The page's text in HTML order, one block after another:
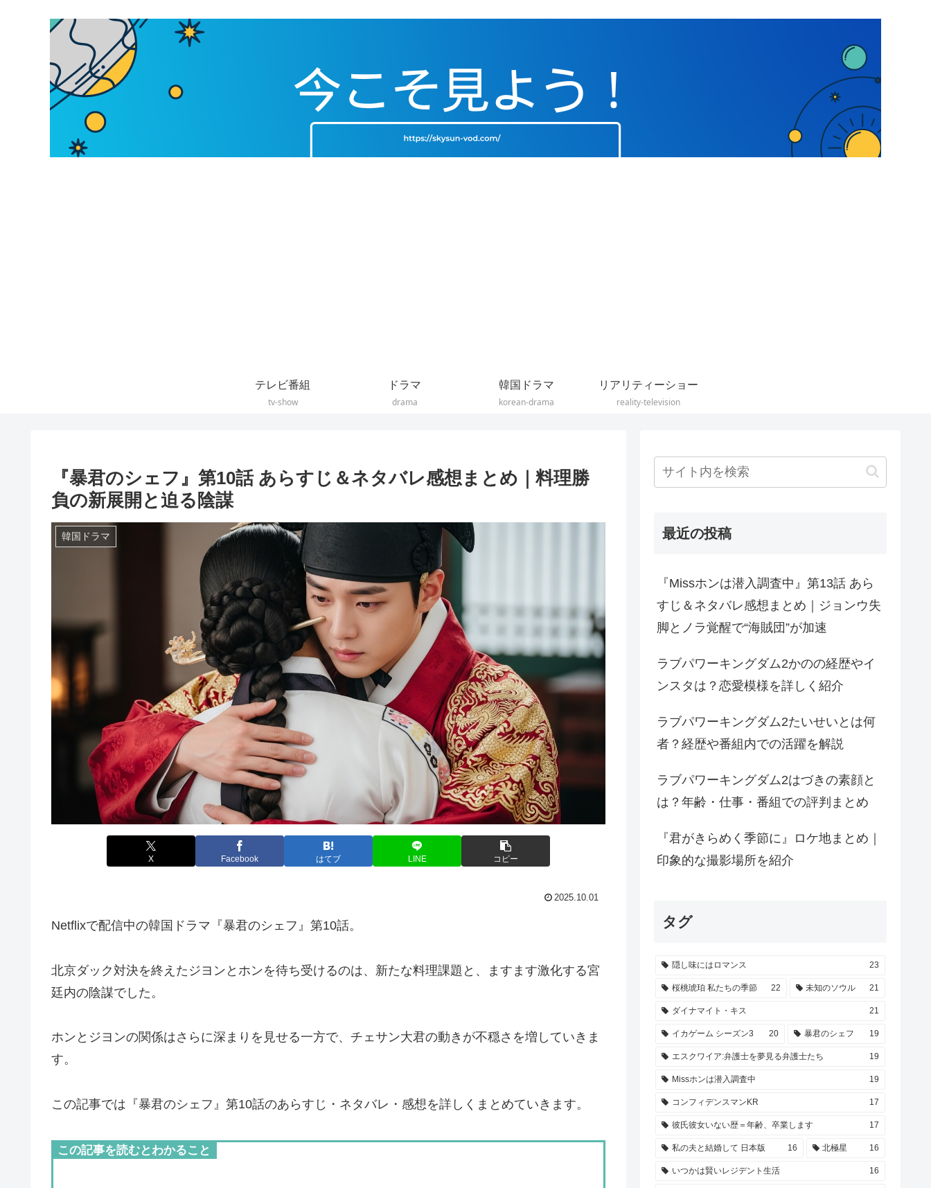
テレビ番組
tv-show
ドラマ
drama
韓国ドラマ
korean-drama
リアリティーショー
reality-television
『暴君のシェフ』第10話 あらすじ＆ネタバレ感想まとめ｜料理勝
負の新展開と迫る陰謀
韓国ドラマ
X Facebook はてブ LINE コピー
2025.10.01
Netflixで配信中の韓国ドラマ『暴君のシェフ』第10話。
北京ダック対決を終えたジヨンとホンを待ち受けるのは、新たな料理課題と、ますます激化する宮
廷内の陰謀でした。
ホンとジヨンの関係はさらに深まりを見せる一方で、チェサン大君の動きが不穏さを増していきま
す。
この記事では『暴君のシェフ』第10話のあらすじ・ネタバレ・感想を詳しくまとめていきます。
この記事を読むとわかること
最近の投稿
『Missホンは潜入調査中』第13話 あら
すじ＆ネタバレ感想まとめ｜ジョンウ失
脚とノラ覚醒で“海賊団”が加速
ラブパワーキングダム2かのの経歴やイ
ンスタは？恋愛模様を詳しく紹介
ラブパワーキングダム2たいせいとは何
者？経歴や番組内での活躍を解説
ラブパワーキングダム2はづきの素顔と
は？年齢・仕事・番組での評判まとめ
『君がきらめく季節に』ロケ地まとめ｜
印象的な撮影場所を紹介
タグ
隠し味にはロマンス 23
桜桃琥珀 私たちの季節 22 未知のソウル 21
ダイナマイト・キス 21
イカゲーム シーズン3 20 暴君のシェフ 19
エスクワイア:弁護士を夢見る弁護士たち 19
Missホンは潜入調査中 19
コンフィデンスマンKR 17
彼氏彼女いない歴＝年齢、卒業します 17
私の夫と結婚して 日本版 16 北極星 16
いつかは賢いレジデント生活 16